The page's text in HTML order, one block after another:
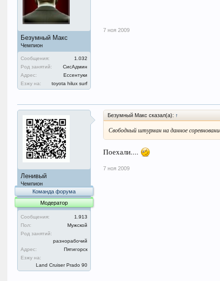
Безумный Макс
Чемпион
Сообщения:
1.032
Род занятий:
СисАдмин
Адрес:
Ессентуки
Езжу на:
toyota hilux surf
7 ноя 2009
Ленивый
Чемпион
Команда форума
Модератор
Сообщения:
1.913
Пол:
Мужской
Род занятий:
разнорабочий
Адрес:
Пятигорск
Езжу на:
Land Cruiser Prado 90
Безумный Макс сказал(а): ↑
Свободный штурман на данное
Поехали....
7 ноя 2009